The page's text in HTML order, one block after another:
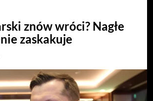
znów wróci? Nagłe
zaskakuje